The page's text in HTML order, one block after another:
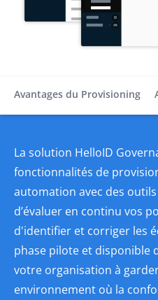
Avantages du Provisioning
La solution HelloID
fonctionnalités de
automation avec des
d’évaluer en continu vos
d'identifier et corriger les
phase pilote et disponible
votre organisation à
environnement où la